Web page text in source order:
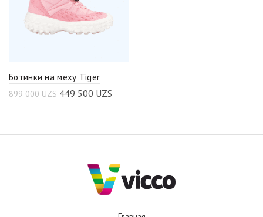
Ботинки на меху Tiger
899 000UZS 449 500 UZS